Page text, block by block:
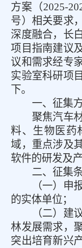
方案（2025-
号）相关要求
深度融合，长
项目指南建议
议和需求经专
实验室科研项
下。
一、征集
聚焦汽车
料、生物医药
域，重点涉及
软件的研发及
二、征集
（一）申
的实体单位；
（二）建
林发展需求，
突出培育新兴